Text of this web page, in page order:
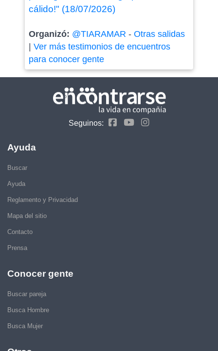
cálido!" (18/07/2026)
Organizó: @TIARAMAR - Otras salidas
| Ver más testimonios de encuentros
para conocer gente
Seguinos:
Ayuda
Buscar
Ayuda
Reglamento y Privacidad
Mapa del sitio
Contacto
Prensa
Conocer gente
Buscar pareja
Busca Hombre
Busca Mujer